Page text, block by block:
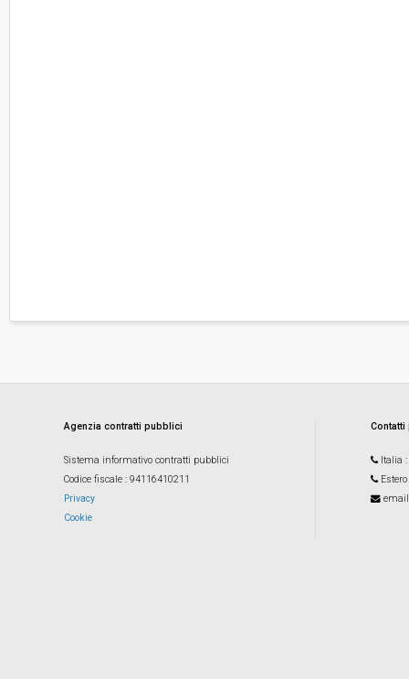
Agenzia contratti pubblici
Sistema informativo contratti pubblici
Codice fiscale : 94116410211
Privacy
Cookie
Italia
Estero
email